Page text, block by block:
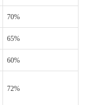
70%
65%
60%
72%